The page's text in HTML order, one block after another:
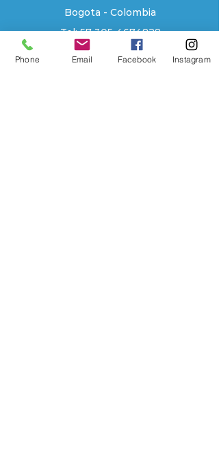
Bogota - Colombia
Tel:57 305 4674828
moscayrio@gmail.com
Phone Email Facebook Instagram